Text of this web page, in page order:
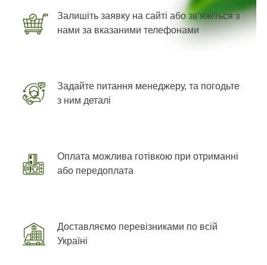
Залишіть заявку на сайті або зв'яжіться з
нами за вказаними телефонами
Задайте питання менеджеру, та погодьте
з ним деталі
Оплата можлива готівкою при отриманні
або передоплата
Доставляємо перевізниками по всій
Україні